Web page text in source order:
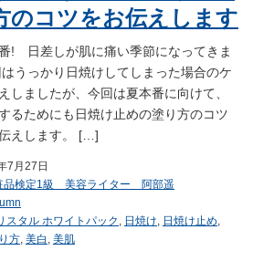
のコツをお伝えします
! 日差しが肌に痛い季節になってきま
うっかり日焼けしてしまった場合のケ
しましたが、今回は夏本番に向けて、
るためにも日焼け止めの塗り方のコツ
えします。 […]
7月27日
品検定1級 美容ライター 阿部遥
スタル ホワイトパック 日焼け 日焼け止め
方 美白 美肌